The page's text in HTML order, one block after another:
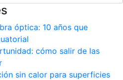
óptica: 10 años que
cómo salir de las
sin calor para superficies